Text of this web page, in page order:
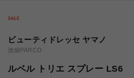
ビューティドレッセ ヤマノ
池袋PARCO
ルベル トリエ スプレー LS6